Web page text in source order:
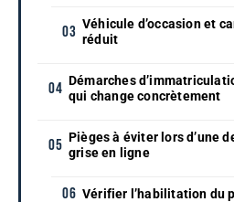
Véhicule d’occasion et
réduit
Démarches
qui change concrètement
Pièges à éviter lors d’une
grise en ligne
Vérifier l’habilitation du